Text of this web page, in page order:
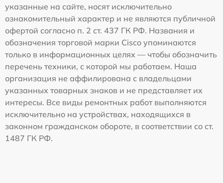
указанные на сайте, носят исключительно
ознакомительный характер и не являются публичной
офертой согласно п. 2 ст. 437 ГК РФ. Названия и
обозначения торговой марки Cisco упоминаются
только в информационных целях — чтобы обозначить
перечень техники, с которой мы работаем. Наша
организация не аффилирована с владельцами
указанных товарных знаков и не представляет их
интересы. Все виды ремонтных работ выполняются
исключительно на устройствах, находящихся в
законном гражданском обороте, в соответствии со ст.
1487 ГК РФ.